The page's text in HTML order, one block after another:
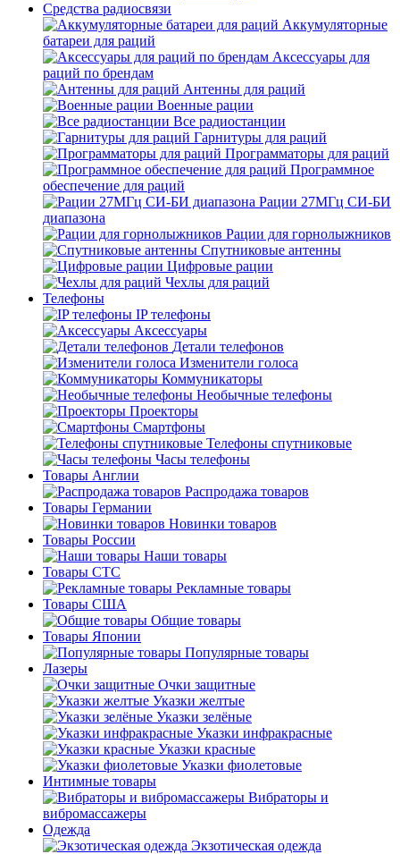
Средства радиосвязи
Аккумуляторные
батареи для раций
Аксессуары для
раций по брендам
Антенны для раций
Военные рации
Все радиостанции
Гарнитуры для раций
Программаторы для раций
Программное
обеспечение для раций
Рации 27МГц СИ-БИ
диапазона
Рации для горнолыжников
Спутниковые антенны
Цифровые рации
Чехлы для раций
Телефоны
IP телефоны
Аксессуары
Детали телефонов
Изменители голоса
Коммуникаторы
Необычные телефоны
Проекторы
Смартфоны
Телефоны спутниковые
Часы телефоны
Товары Англии
Распродажа товаров
Товары Германии
Новинки товаров
Товары России
Наши товары
Товары СТС
Рекламные товары
Товары США
Общие товары
Товары Японии
Популярные товары
Лазеры
Очки защитные
Указки желтые
Указки зелёные
Указки инфракрасные
Указки красные
Указки фиолетовые
Интимные товары
Вибраторы и
вибромассажеры
Одежда
Экзотическая одежда